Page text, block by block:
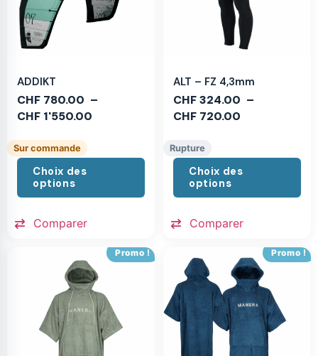
ADDIKT
CHF 780.00 –
CHF 1'550.00
Sur commande
Choix des
options
Comparer
ALT – FZ 4,3mm
CHF324.00 –
CHF 720.00
Rupture
Choix des
options
Comparer
Promo ! Promo !